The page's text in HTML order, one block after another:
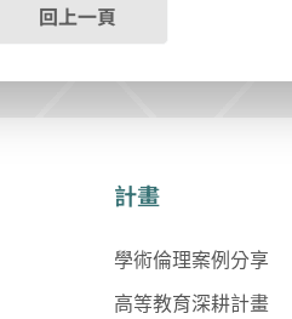
回上一頁
計畫
學術倫理案例分享
高等教育深耕計畫